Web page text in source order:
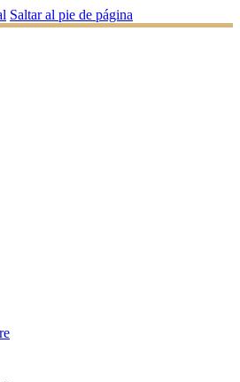
Saltar al pie de página